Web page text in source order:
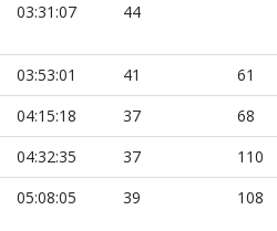
03:31:07 44
03:53:01 41
61
04:15:18 37
68
04:32:35 37
110
05:08:05 39 108